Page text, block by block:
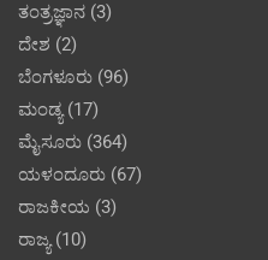
ತಂತ್ರಜ್ಞಾನ (3)
ದೇಶ (2)
ಬೆಂಗಳೂರು (96)
ಮಂಡ್ಯ(17)
ಮೈಸೂರು (364)
ಯಳಂದೂರು (67)
ರಾಜಕೀಯ (3)
ರಾಜ್ಯ(10)